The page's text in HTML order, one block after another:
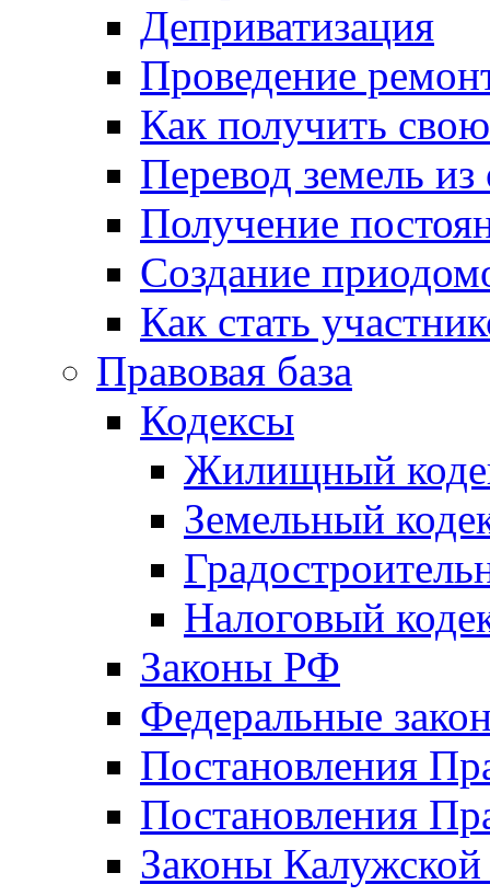
Деприватизация
Проведение
Как получить
Перевод земель
Получение
Создание
Как стать
Правовая база
Кодексы
Жилищный
Земельный
Налоговый
Законы РФ
Федеральные
Постановления
Постановления
Законы Калужской